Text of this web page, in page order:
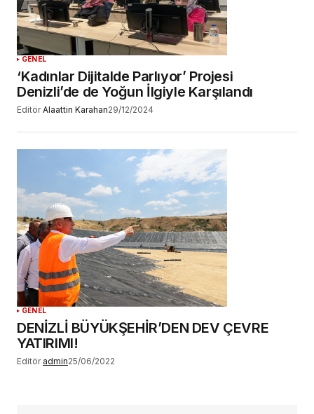
GENEL
‘Kadınlar Dijitalde Parlıyor’ Projesi
Denizli’de de Yoğun İlgiyle Karşılandı
Editör Alaattin Karahan29/12/2024
GENEL
DENİZLİ BÜYÜKŞEHİR’DEN DEV ÇEVRE
YATIRIMI!
Editör admin25/06/2022